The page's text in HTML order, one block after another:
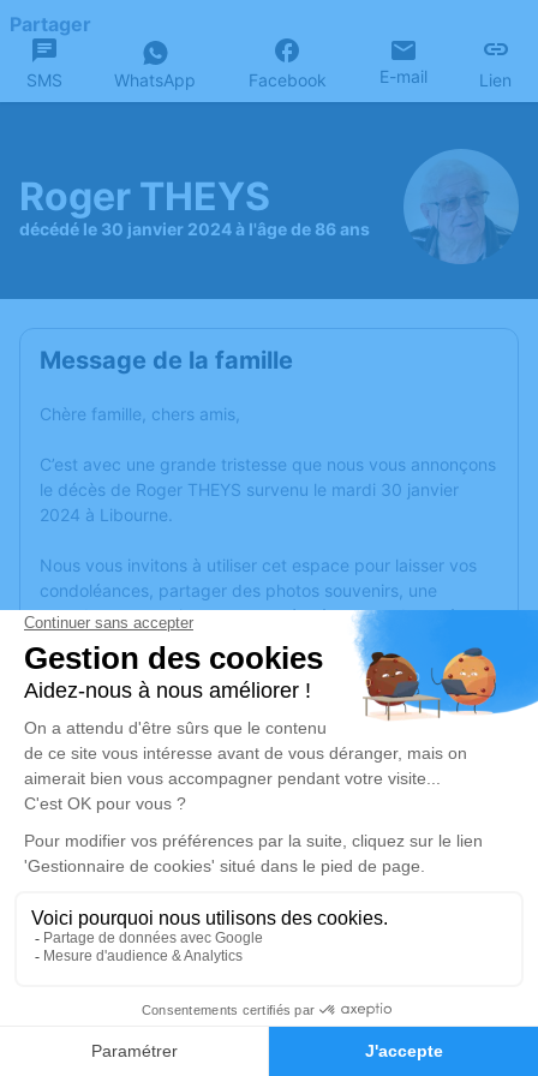
Faire-part Hommages
Partager
SMS WhatsApp Facebook E-mail Lien
Roger THEYS
décédé le 30 janvier 2024 à l'âge de 86 ans
Message de la famille
Chère famille, chers amis,
C’est avec une grande tristesse que nous vous annonçons
le décès de Roger THEYS survenu le mardi 30 janvier
2024 à Libourne.
Nous vous invitons à utiliser cet espace pour laisser vos
condoléances, partager des photos souvenirs, une
anecdote ou exprimer vos pensées à travers des poèmes
ou des textes. Cet endroit est un lieu d'expression dédié à
honorer la mémoire de Roger THEYS.
Un service de plantation d’arbre hommage estdisponible
mardi 06 février 2024 à 14h00
Église Saint Hilaire de Cavignac
33620 Cavignac
Je rends hommage